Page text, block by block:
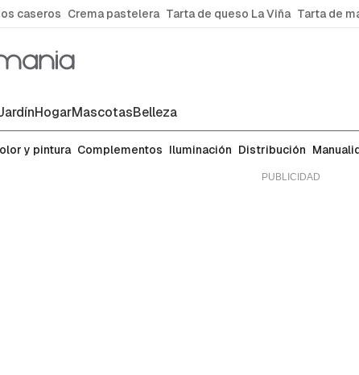
caseros Crema pastelera Tarta de queso La Viña Tarta de
HogarMascotasBelleza
y pintura Complementos Iluminación Distribución